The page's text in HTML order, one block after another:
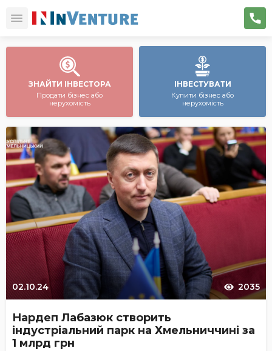
ЗНАЙТИ ІНВЕСТОРА
Продати бізнес або
нерухомість
ІНВЕСТУВАТИ
Купити бізнес або
нерухомість
02.10.24 2035
Нардеп Лабазюк створить
індустріальний парк на Хмельниччині за
1 млрд грн